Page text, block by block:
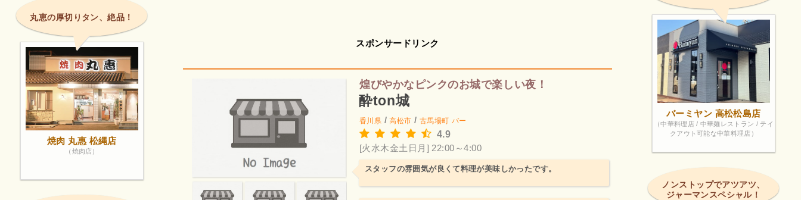
スポンサードリンク
煌びやかなピンクのお城で楽しい夜！
酔ton城
香川県 /高松市 / 古馬場町 バー
4.9
[火水木金土日月] 22:00～4:00
スタッフの雰囲気が良くて料理が美味しかったです。
丸恵の厚切りタン、絶品！
焼肉 丸惠 松縄店
（焼肉店）
バーミヤン 高松松島店
（中華料理店 / 中華麺レストラン / テイ
クアウト可能な中華料理店）
ノンストップでアツアツ、
ジャーマンスペシャル！